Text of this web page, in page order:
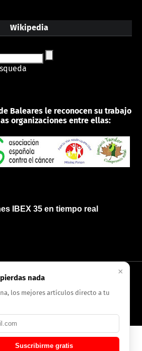
Wikipedia
Baleares le reconocen su trabajo
organizaciones entre ellas:
IBEX 35 en tiempo real
SOMOS POLÍTICA DE PRIVACIDAD
×
nada
los mejores artículos directo a tu
Suscribirme gratis